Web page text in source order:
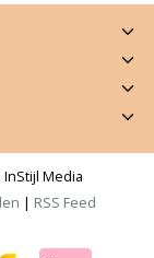
InStijl Media
| RSS Feed